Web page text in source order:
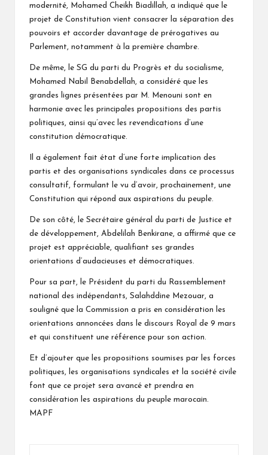
modernité, Mohamed Cheikh Biadillah, a indiqué que le
projet de Constitution vient consacrer la séparation des
pouvoirs et accorder davantage de prérogatives au
Parlement, notamment à la première chambre.
De même, le SG du parti du Progrès et du socialisme,
Mohamed Nabil Benabdellah, a considéré que les
grandes lignes présentées par M. Menouni sont en
harmonie avec les principales propositions des partis
politiques, ainsi qu’avec les revendications d’une
constitution démocratique.
Il a également fait état d’une forte implication des
partis et des organisations syndicales dans ce processus
consultatif, formulant le vu d’avoir, prochainement, une
Constitution qui répond aux aspirations du peuple.
De son côté, le Secrétaire général du parti de Justice et
de développement, Abdelilah Benkirane, a affirmé que ce
projet est appréciable, qualifiant ses grandes
orientations d’audacieuses et démocratiques.
Pour sa part, le Président du parti du Rassemblement
national des indépendants, Salahddine Mezouar, a
souligné que la Commission a pris en considération les
orientations annoncées dans le discours Royal de 9 mars
et qui constituent une référence pour son action.
Et d’ajouter que les propositions soumises par les forces
politiques, les organisations syndicales et la société civile
font que ce projet sera avancé et prendra en
considération les aspirations du peuple marocain.
MAPF